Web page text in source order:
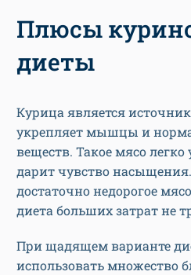
Плюсы
диеты
Курица является
укрепляет мышцы и
веществ. Такое мясо легко
дарит чувство
достаточно недорогое
диета больших затрат не
При щадящем варианте
использовать множество